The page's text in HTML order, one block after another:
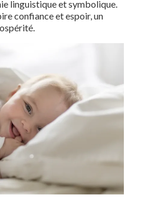
linguistique et symbolique.
confiance et espoir, un